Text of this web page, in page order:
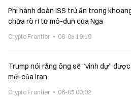
Phi hành đoàn ISS trú ẩn trong
chữa rò rỉ từ mô-đun của Nga
Crypto Frontier 06-05 19:19
Trump nói rằng ông sẽ “vinh dự”
mới của Iran
Crypto Frontier 06-05 00:02